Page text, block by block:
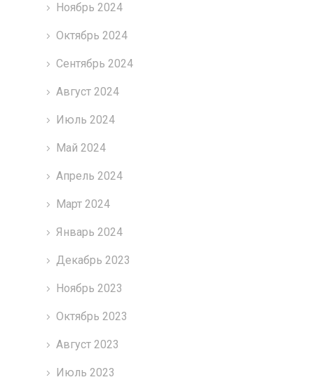
Ноябрь 2024
Октябрь 2024
Сентябрь 2024
Август 2024
Июль 2024
Май 2024
Апрель 2024
Март 2024
Январь 2024
Декабрь 2023
Ноябрь 2023
Октябрь 2023
Август 2023
Июль 2023